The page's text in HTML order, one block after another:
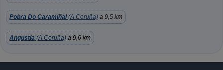
Pobra Do Caramiñal(A Coruña) a 9,5 km
Angustia (A Coruña) a 9,6 km